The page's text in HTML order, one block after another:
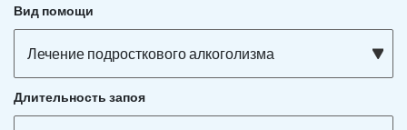
Вид помощи
Лечение подросткового алкоголизма
Длительность запоя